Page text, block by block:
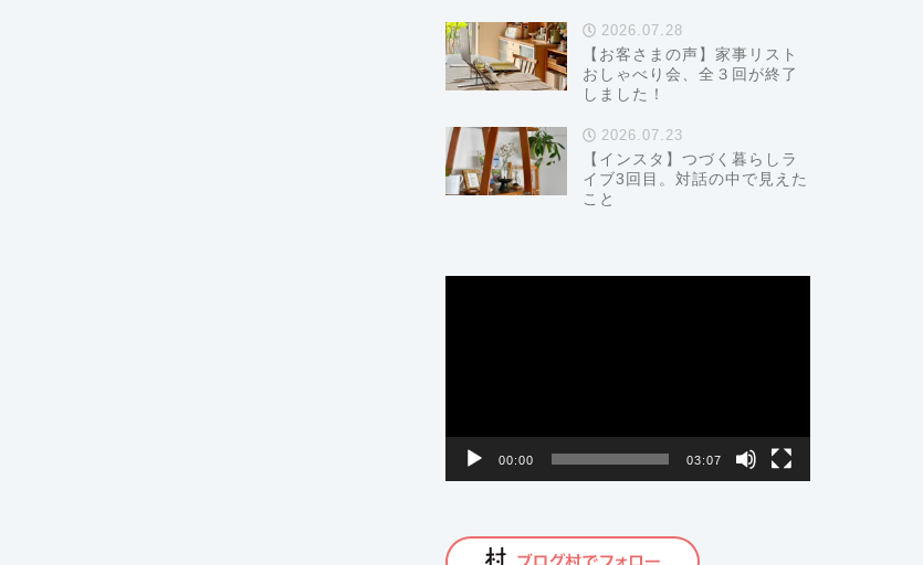
2026.07.28
【お客さまの声】家事リスト
おしゃべり会、全３回が終了
しました！
2026.07.23
【インスタ】つづく暮らしラ
イブ3回目。対話の中で見えた
こと
00:00 03:07